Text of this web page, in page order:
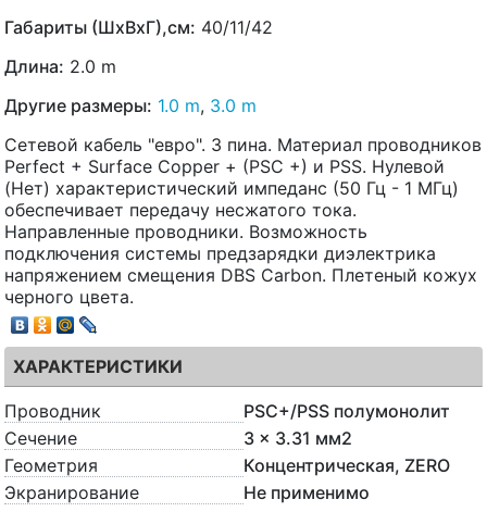
Габариты (ШхВхГ),см: 40/11/42
Длина: 2.0 m
Другие размеры: 1.0 m, 3.0 m
Сетевой кабель "евро". 3 пина. Материал проводников
Perfect + Surface Copper + (PSC +) и PSS. Нулевой
(Нет) характеристический импеданс (50 Гц - 1 МГц)
обеспечивает передачу несжатого тока.
Направленные проводники. Возможность
подключения системы предзарядки диэлектрика
напряжением смещения DBS Carbon. Плетеный кожух
черного цвета.
ХАРАКТЕРИСТИКИ
Проводник
PSC+/PSS полумонолит
Сечение
3 x 3.31 мм2
Геометрия
Концентрическая, ZERO
Экранирование
Не применимо